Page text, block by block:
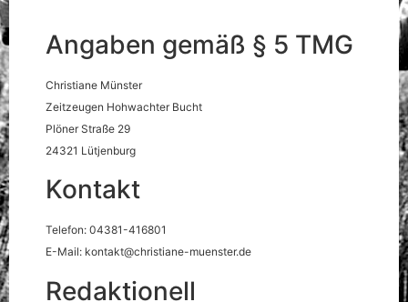
Angaben gemäß § 5 TMG
Christiane Münster
Zeitzeugen Hohwachter Bucht
Plöner Straße 29
24321 Lütjenburg
Kontakt
Telefon: 04381-416801
E-Mail: kontakt@christiane-muenster.de
Redaktionell